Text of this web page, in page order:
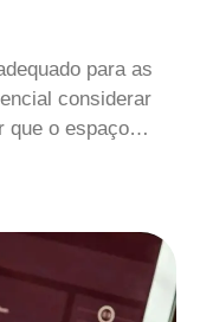
para as
considerar
que o espaço…